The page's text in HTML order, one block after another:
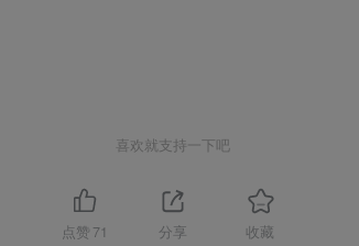
喜欢就支持一下吧
点赞 71 分享 收藏